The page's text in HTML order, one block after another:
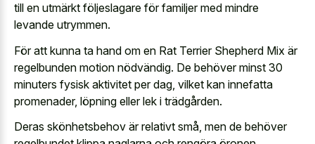
till en utmärkt följeslagare för familjer med mindre
levande utrymmen.
För att kunna ta hand om en Rat Terrier Shepherd Mix är
regelbunden motion nödvändig. De behöver minst 30
minuters fysisk aktivitet per dag, vilket kan innefatta
promenader, löpning eller lek i trädgården.
Deras skönhetsbehov är relativt små, men de behöver